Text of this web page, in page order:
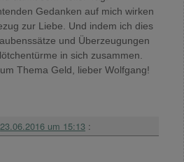
Gedanken auf mich wirken
zur Liebe. Und indem ich dies
und Überzeugungen
in sich zusammen.
Thema Geld, lieber Wolfgang!
23.06.2016 um 15:13 :